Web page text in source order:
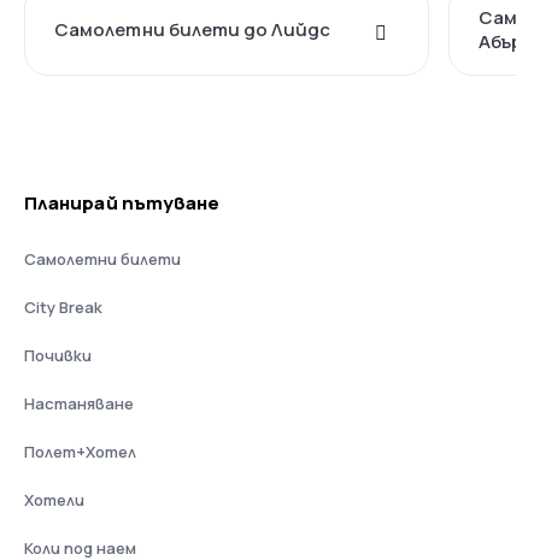
Самолетни билети до Лийдс
Планирай пътуване
Самолетни билети
City Break
Почивки
Настаняване
Полет+Хотел
Хотели
Коли под наем